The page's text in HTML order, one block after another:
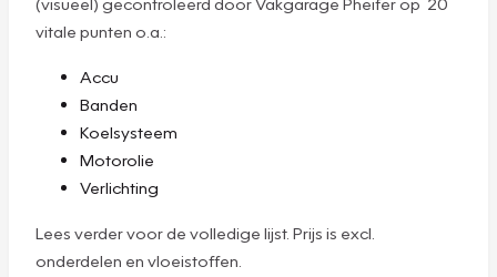
vitale punten o.a.:
Accu
Banden
Koelsysteem
Motorolie
Verlichting
Lees verder voor de volledige lijst. Prijs is excl.
onderdelen en vloeistoffen.